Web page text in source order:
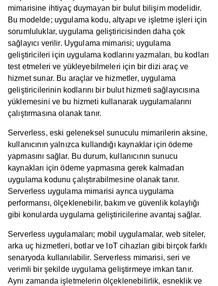
mimarisine ihtiyaç duymayan bir bulut bilişim modelidir.
Bu modelde; uygulama kodu, altyapı ve işletme işleri için
sorumluluklar, uygulama geliştiricisinden daha çok
sağlayıcı verilir. Uygulama mimarisi; uygulama
geliştiricileri için uygulama kodlarını yazmaları, bu kodları
test etmeleri ve yükleyebilmeleri için bir dizi araç ve
hizmet sunar. Bu araçlar ve hizmetler, uygulama
geliştiricilerinin kodlarını bir bulut hizmeti sağlayıcısına
yüklemesini ve bu hizmeti kullanarak uygulamalarını
çalıştırmasına olanak tanır.
Serverless, eski geleneksel sunuculu mimarilerin aksine,
kullanıcının yalnızca kullandığı kaynaklar için ödeme
yapmasını sağlar. Bu durum, kullanıcının sunucu
kaynakları için ödeme yapmasına gerek kalmadan
uygulama kodunu çalıştırabilmesine olanak tanır.
Serverless uygulama mimarisi ayrıca uygulama
performansı, ölçeklenebilir, bakım ve güvenlik kolaylığı
gibi konularda uygulama geliştiricilerine avantaj sağlar.
Serverless uygulamaları; mobil uygulamalar, web siteler,
arka uç hizmetleri, botlar ve loT cihazları gibi birçok farklı
senaryoda kullanılabilir. Serverless mimarisi, seri ve
verimli bir şekilde uygulama geliştirmeye imkan tanır.
Aynı zamanda işletmelerin ölçeklenebilirlik, esneklik ve